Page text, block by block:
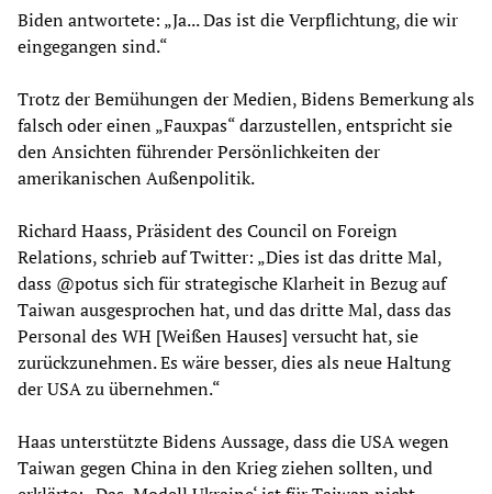
Biden antwortete: „Ja... Das ist die Verpflichtung, die wir
eingegangen sind.“
Trotz der Bemühungen der Medien, Bidens Bemerkung als
falsch oder einen „Fauxpas“ darzustellen, entspricht sie
den Ansichten führender Persönlichkeiten der
amerikanischen Außenpolitik.
Richard Haass, Präsident des Council on Foreign
Relations, schrieb auf Twitter: „Dies ist das dritte Mal,
dass @potus sich für strategische Klarheit in Bezug auf
Taiwan ausgesprochen hat, und das dritte Mal, dass das
Personal des WH [Weißen Hauses] versucht hat, sie
zurückzunehmen. Es wäre besser, dies als neue Haltung
der USA zu übernehmen.“
Haas unterstützte Bidens Aussage, dass die USA wegen
Taiwan gegen China in den Krieg ziehen sollten, und